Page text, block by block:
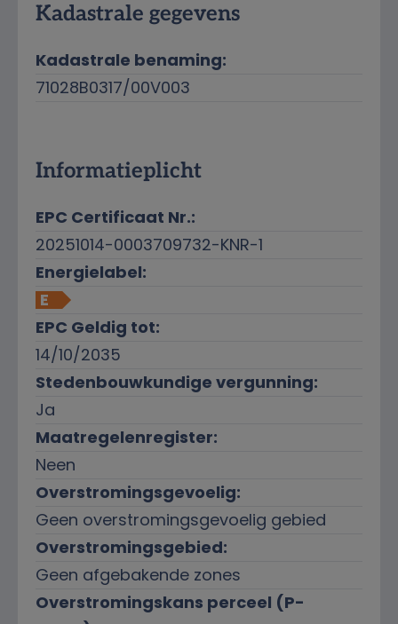
Kadastrale gegevens
Kadastrale benaming:
71028B0317/00V003
Informatieplicht
EPC Certificaat Nr.:
20251014-0003709732-KNR-1
Energielabel:
E
EPC Geldig tot:
14/10/2035
Stedenbouwkundige vergunning:
Ja
Maatregelenregister:
Neen
Overstromingsgevoelig:
Geen overstromingsgevoelig gebied
Overstromingsgebied:
Geen afgebakende zones
Overstromingskans perceel (P-